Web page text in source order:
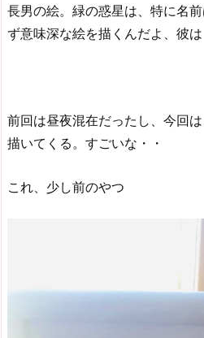
長男の絵。緑の惑星は、特に名
ず意味深な絵を描くんだよ、彼は
前回は昼夜混在だったし、今回
描いてくる。すごいな・・
これ、少し前のやつ